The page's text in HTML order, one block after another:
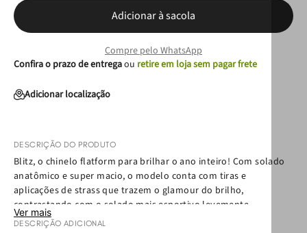
Adicionar à sacola
Compre pelo WhatsApp
Confira o prazo de entregaou retire em loja sem pagar frete
Adicionar localização
DESCRIÇÃO DO PRODUTO
Blitz, o chinelo flatform para brilhar o ano inteiro! Com solado
anatômico e super macio, o modelo conta com tiras e
aplicações de strass que trazem o glamour do brilho,
contrastando com o solado mais esportivo levemente
tratorado. Fácil de calçar e extremamente confortável, ele se
Ver mais
DESCRIÇÃO ADICIONAL